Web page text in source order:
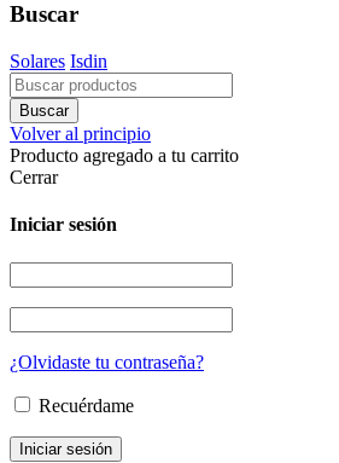
Buscar
Solares Isdin
Volver al principio
Producto agregado a tu carrito
Cerrar
Iniciar sesión
¿Olvidaste tu contraseña?
Recuérdame